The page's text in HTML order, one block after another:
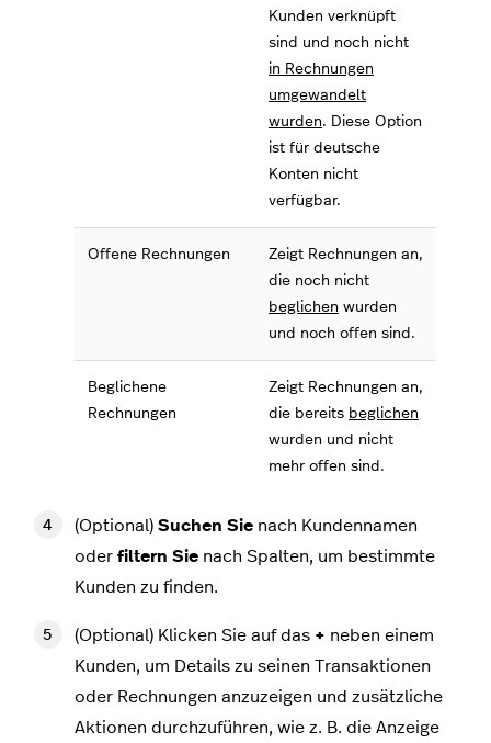
Kunden verknüpft
sind und noch nicht
in Rechnungen
umgewandelt
wurden. Diese Option
ist für deutsche
Konten nicht
verfügbar.
Offene Rechnungen
Zeigt Rechnungen an,
die noch nicht
beglichen wurden
und noch offen sind.
Beglichene
Rechnungen
Zeigt Rechnungen an,
die bereits beglichen
wurden und nicht
mehr offen sind.
(Optional) Suchen Sie nach Kundennamen
oder filtern Sie nach Spalten, um bestimmte
Kunden zu finden.
(Optional) Klicken Sie auf das + neben einem
Kunden, um Details zu seinen Transaktionen
oder Rechnungen anzuzeigen und zusätzliche
Aktionen durchzuführen, wie z. B. die Anzeige